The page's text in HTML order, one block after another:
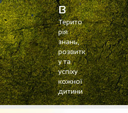
в
Терито
рія
знань,
розвитк
у та
успіху
кожної
дитини